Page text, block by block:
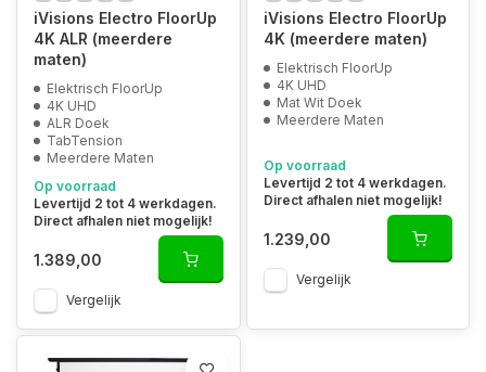
iVisions Electro FloorUp
4K ALR (meerdere
maten)
Elektrisch FloorUp
4K UHD
ALR Doek
TabTension
Meerdere Maten
Op voorraad
Levertijd 2 tot 4 werkdagen.
Direct afhalen niet mogelijk!
1.389,00
Vergelijk
iVisions Electro FloorUp
4K (meerdere maten)
Elektrisch FloorUp
4K UHD
Mat Wit Doek
Meerdere Maten
Op voorraad
Levertijd 2 tot 4 werkdagen.
Direct afhalen niet mogelijk!
1.239,00
Vergelijk